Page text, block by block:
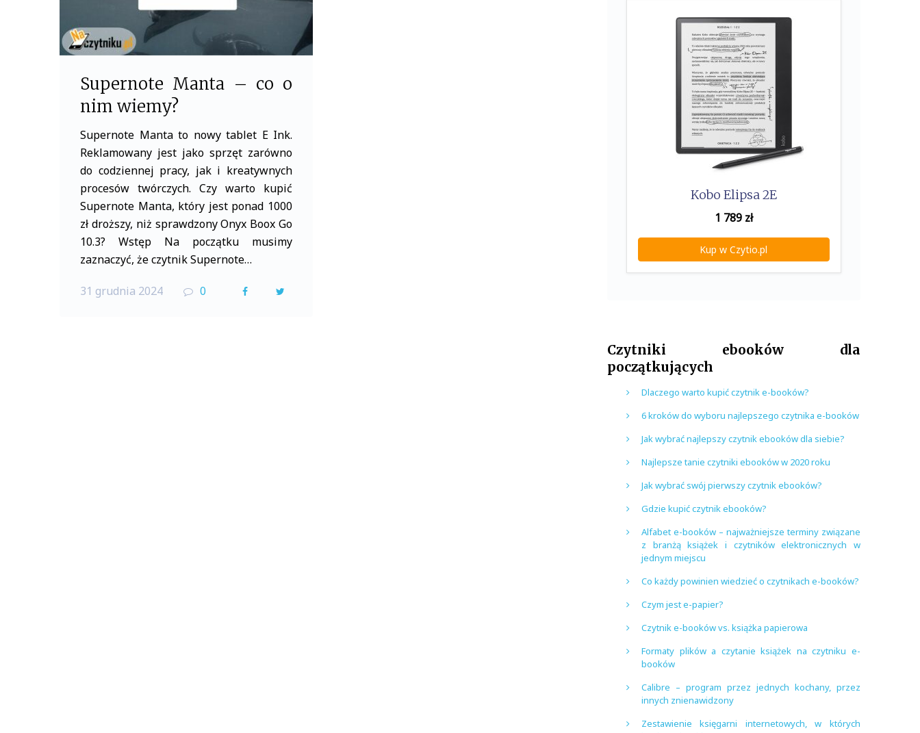
Supernote Manta – co o
nim wiemy?
Supernote Manta to nowy tablet E Ink.
Reklamowany jest jako sprzęt zarówno
do codziennej pracy, jak i kreatywnych
procesów twórczych. Czy warto kupić
Supernote Manta, który jest ponad 1000
zł droższy, niż sprawdzony Onyx Boox Go
10.3? Wstęp Na początku musimy
zaznaczyć, że czytnik Supernote…
31 grudnia 2024 0
F
Kobo Elipsa 2E
1 789zł
Kup w Czytio.pl
Czytniki ebooków dla
początkujących
Dlaczego warto kupić czytnik e-booków?
6 kroków do wyboru najlepszego czytnika e-booków
Jak wybrać najlepszy czytnik ebooków dla siebie?
Najlepsze tanie czytniki ebooków w 2020 roku
Jak wybrać swój pierwszy czytnik ebooków?
Gdzie kupić czytnik ebooków?
Alfabet e-booków – najważniejsze terminy związane
z branżą książek i czytników elektronicznych w
jednym miejscu
Co każdy powinien wiedzieć o czytnikach e-booków?
Czym jest e-papier?
Czytnik e-booków vs. książka papierowa
Formaty plików a czytanie książek na czytniku e-
booków
Calibre – program przez jednych kochany, przez
innych znienawidzony
Zestawienie księgarni internetowych, w których